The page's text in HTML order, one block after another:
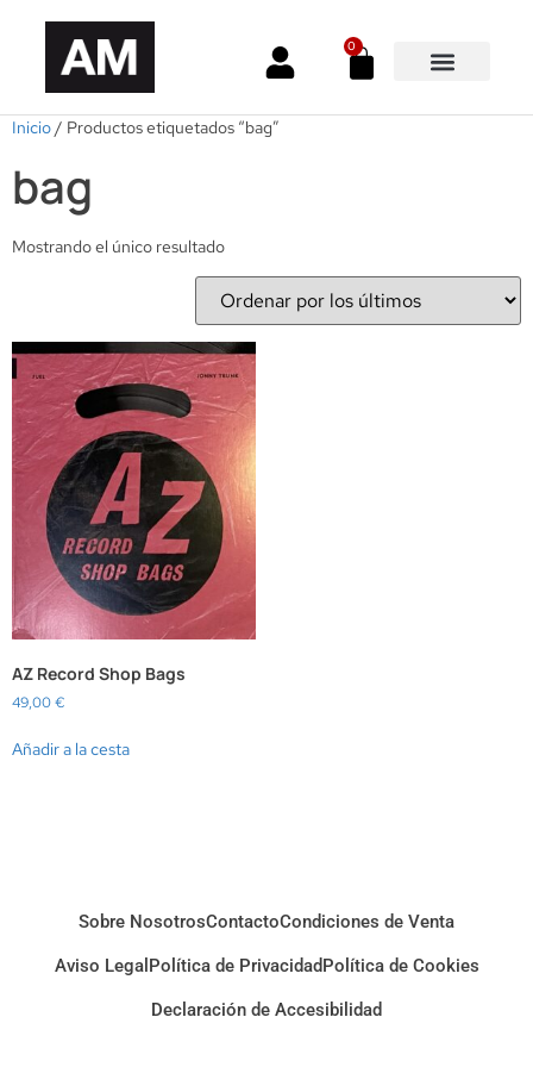
0
Inicio/ Productos etiquetados “bag”
bag
Mostrando el único resultado
AZ Record Shop Bags
49,00€
Añadir a la cesta
Sobre NosotrosContactoCondiciones de Venta
Aviso Legal Política de PrivacidadPolítica de Cookies
Declaración de Accesibilidad